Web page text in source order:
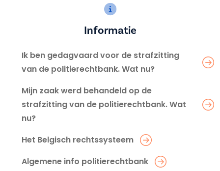
Informatie
Ik ben gedagvaard voor de strafzitting
van de politierechtbank. Wat nu?
Mijn zaak werd behandeld op de
strafzitting van de politierechtbank. Wat
nu?
Het Belgisch rechtssysteem
Algemene info politierechtbank